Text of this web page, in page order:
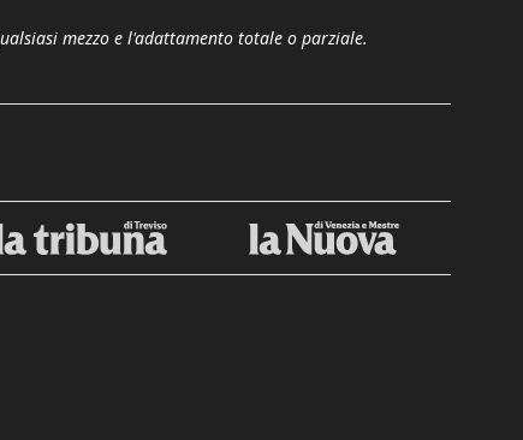
mezzo e l'adattamento totale o parziale.